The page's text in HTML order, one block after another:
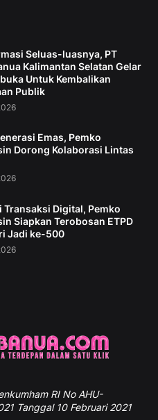
Seluas-luasnya, PT
Kalimantan Selatan Gelar
Untuk Kembalikan
Publik
Emas, Pemko
Dorong Kolaborasi Lintas
Transaksi Digital, Pemko
Siapkan Terobosan ETPD
Jadi ke-500
RI No AHU-
Tanggal 10 Februari 2021